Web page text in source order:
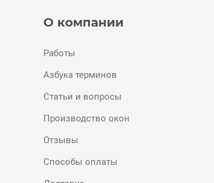
О компании
Работы
Азбука терминов
Статьи и вопросы
Производство окон
Отзывы
Способы оплаты